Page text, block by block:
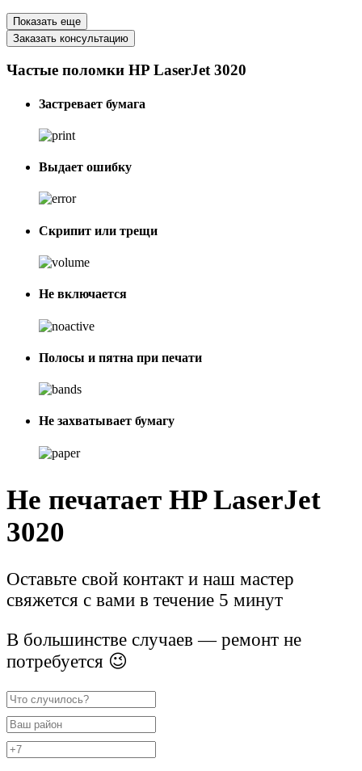
Показать еще
Заказать консультацию
Частые поломки HP LaserJet 3020
Застревает бумага
Выдает ошибку
Скрипит или трещи
Не включается
Полосы и пятна при печати
Не захватывает бумагу
Не печатает HP LaserJet
3020
Оставьте свой контакт и наш мастер
свяжется с вами в течение 5 минут
В большинстве случаев — ремонт не
потребуется 😉